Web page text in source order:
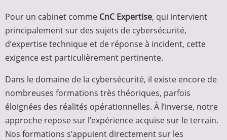
Pour un cabinet comme CnC Expertise, qui intervient
principalement sur des sujets de cybersécurité,
d’expertise technique et de réponse à incident, cette
exigence est particulièrement pertinente.
Dans le domaine de la cybersécurité, il existe encore de
nombreuses formations très théoriques, parfois
éloignées des réalités opérationnelles. À l’inverse, notre
approche repose sur l’expérience acquise sur le terrain.
Nos formations s’appuient directement sur les